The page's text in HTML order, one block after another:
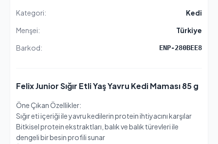
Kategori:
Kedi
Menşei:
Türkiye
Barkod:
ENP-280BEE8
Felix Junior Sığır Etli Yaş Yavru Kedi Maması 85 g
Öne Çıkan Özellikler:
Sığır eti içeriği ile yavru kedilerin protein ihtiyacını karşılar
Bitkisel protein ekstraktları, balık ve balık türevleri ile
dengeli bir besin profili sunar